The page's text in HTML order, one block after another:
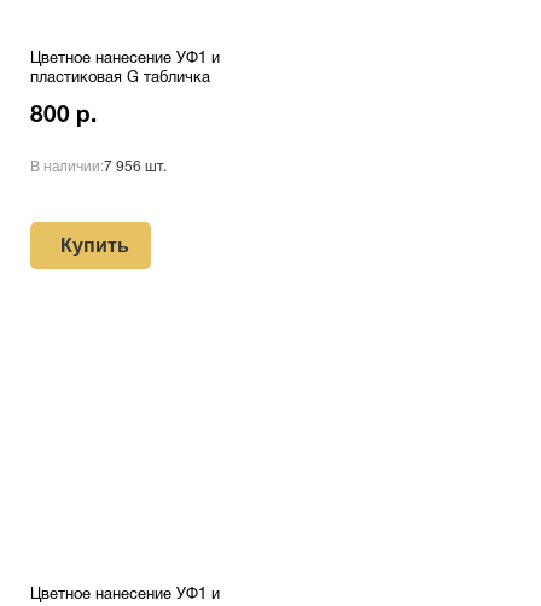
Цветное нанесение УФ1 и
пластиковая G табличка
800 р.
В наличии:7 956 шт.
Купить
Цветное нанесение УФ1 и